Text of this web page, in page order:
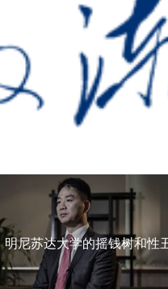
尼苏达大学的摇钱树和性